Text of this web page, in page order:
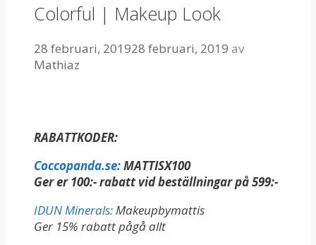
Colorful | Makeup Look
28 februari, 201928 februari, 2019 av
Mathiaz
RABATTKODER:
Coccopanda.se:MATTISX100
Ger er 100:- rabatt vid beställningar på 599:-
IDUN Minerals: Makeupbymattis
Ger 15% rabatt pågå allt